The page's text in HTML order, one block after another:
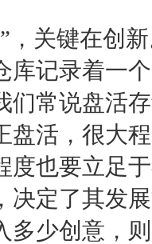
关键在创新
记录着一个
们常说盘活
盘活，很大
度也要立足
决定了其发
多少创意，